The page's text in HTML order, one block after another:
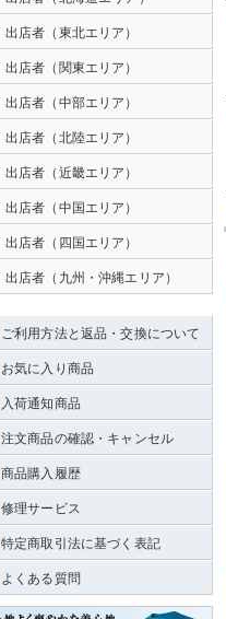
出店者（東北エリア）
出店者（関東エリア）
出店者（中部エリア）
出店者（北陸エリア）
出店者（近畿エリア）
出店者（中国エリア）
出店者（四国エリア）
出店者（九州・沖縄エリア）
ご利用方法と返品・交換について
お気に入り商品
入荷通知商品
注文商品の確認・キャンセル
商品購入履歴
修理サービス
特定商取引法に基づく表記
よくある質問